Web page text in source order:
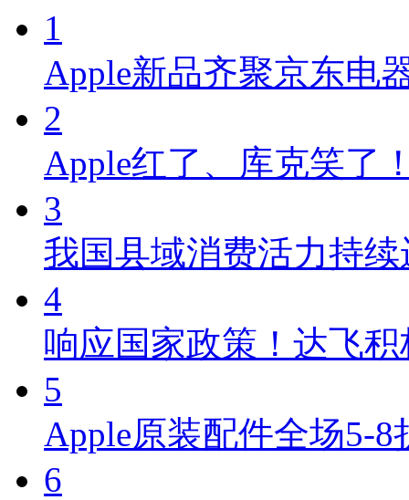
1
Apple新品齐聚京东电
2
Apple红了、库克笑了
3
我国县域消费活力持续
4
响应国家政策！达飞
5
Apple原装配件全场5-8
6